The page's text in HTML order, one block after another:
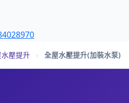
壓提升 › 全屋水壓提升(加裝水泵)